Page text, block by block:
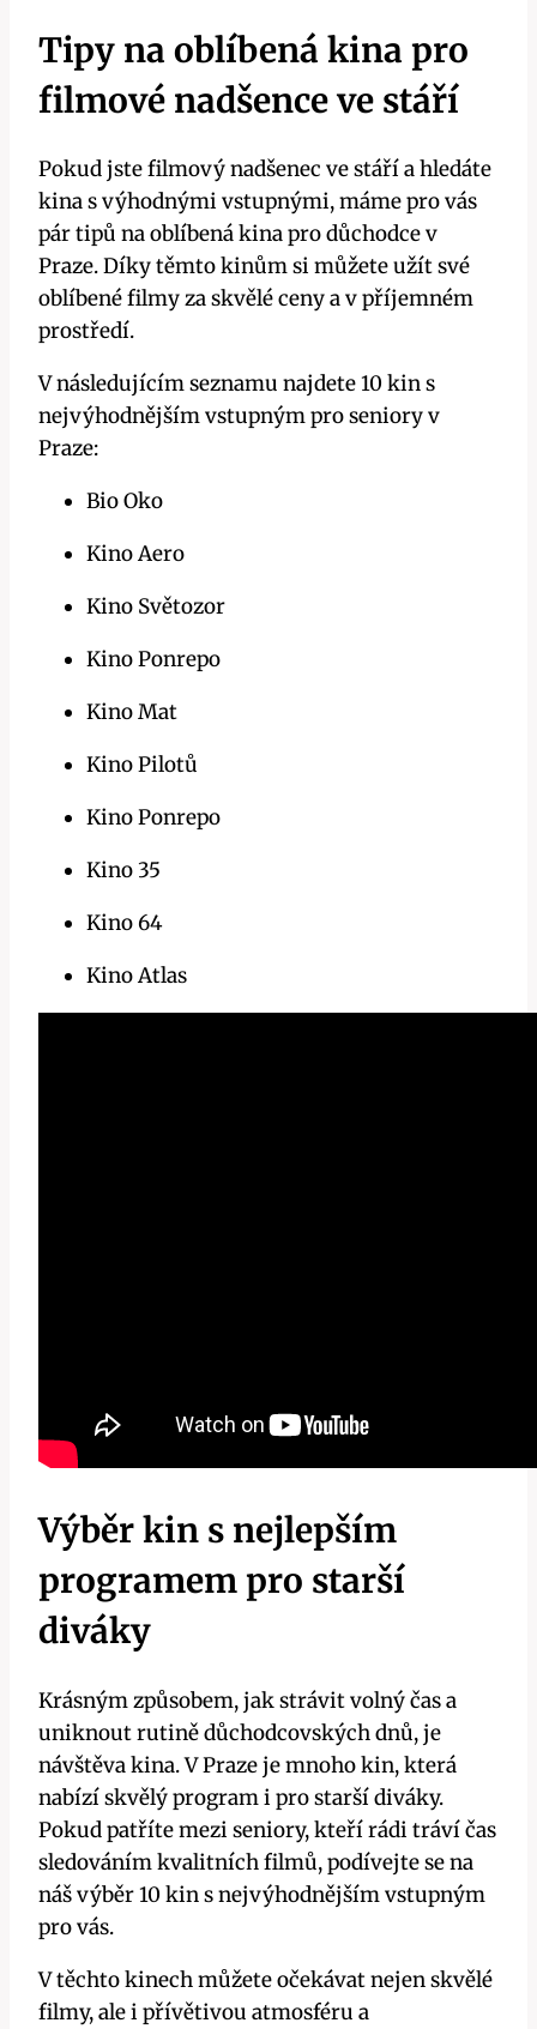
Tipy na oblíbená kina pro
filmové nadšence ve stáří
Pokud jste filmový nadšenec ve stáří a hledáte
kina s výhodnými vstupnými, máme pro vás
pár tipů na oblíbená kina pro důchodce v
Praze. Díky těmto kinům si můžete užít své
oblíbené filmy za skvělé ceny a v příjemném
prostředí.
V následujícím seznamu najdete 10 kin s
nejvýhodnějším vstupným pro seniory v
Praze:
Bio Oko
Kino Aero
Kino Světozor
Kino Ponrepo
Kino Mat
Kino Pilotů
Kino Ponrepo
Kino 35
Kino 64
Kino Atlas
Výběr kin s nejlepším
programem pro starší
diváky
Krásným způsobem, jak strávit volný čas a
uniknout rutině důchodcovských dnů, je
návštěva kina. V Praze je mnoho kin, která
nabízí skvělý program i pro starší diváky.
Pokud patříte mezi seniory, kteří rádi tráví čas
sledováním kvalitních filmů, podívejte se na
náš výběr 10 kin s nejvýhodnějším vstupným
pro vás.
V těchto kinech můžete očekávat nejen skvělé
filmy, ale i přívětivou atmosféru a